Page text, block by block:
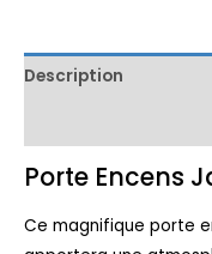
Description
Porte Encens
Ce magnifique porte